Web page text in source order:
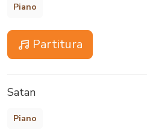
Piano
Partitura
Satan
Piano